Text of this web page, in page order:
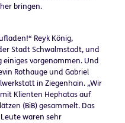
bringen.
Reyk König,
Stadt Schwalmstadt, und
vorgenommen. Und
Rothauge und Gabriel
in Ziegenhain. „Wir
Klienten Hephatas auf
(BiB) gesammelt. Das
waren sehr